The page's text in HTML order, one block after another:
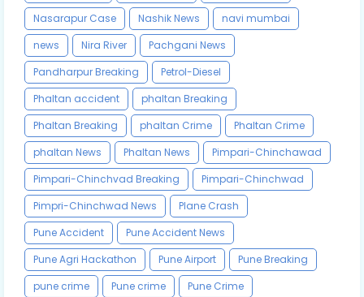
Nasarapur Case
Nashik News
navi mumbai
news
Nira River
Pachgani News
Pandharpur Breaking
Petrol-Diesel
Phaltan accident
phaltan Breaking
Phaltan Breaking
phaltan Crime
Phaltan Crime
phaltan News
Phaltan News
Pimpari-Chinchawad
Pimpari-Chinchvad Breaking
Pimpari-Chinchwad
Pimpri-Chinchwad News
Plane Crash
Pune Accident
Pune Accident News
Pune Agri Hackathon
Pune Airport
Pune Breaking
pune crime
Pune crime
Pune Crime